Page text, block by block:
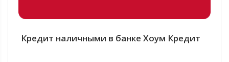
Кредит наличными в банке Хоум Кредит